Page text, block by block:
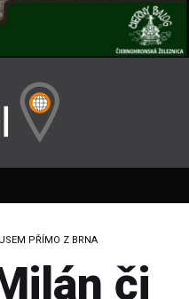
PŘÍMO Z BRNA
či